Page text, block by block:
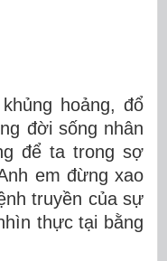
hoảng, đổ
đời sống nhân
để ta trong sợ
em đừng xao
truyền của sự
thực tại bằng